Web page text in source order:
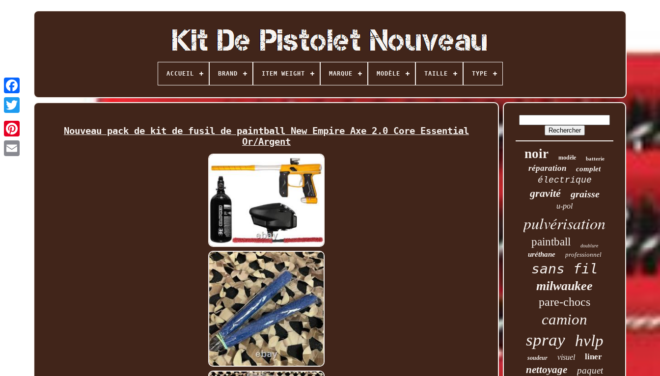
Facebook
Twitter
ACCUEIL BRAND ITEM WEIGHT MARQUE MODÈLE TAILLE TYPE
Nouveau pack de kit de fusil de paintball New Empire Axe 2.0 Core Essential
Or/Argent
noir modèle batterie
réparation complet
électrique
gravité graisse
u-pol
pulvérisation
paintball doublure
uréthane professionnel
sans fil
milwaukee
pare-chocs
camion
spray hvlp
soudeur visuel liner
nettoyage paquet